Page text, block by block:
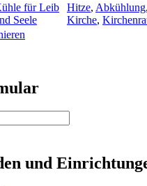
für Leib
Seele
Hitze, Abkühlung,
Kirche,
und